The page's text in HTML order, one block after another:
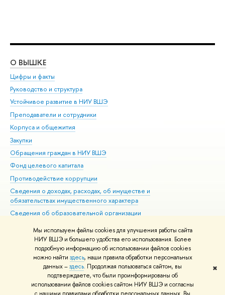
Мы используем файлы cookies для улучшения работы сайта
НИУ ВШЭ и большего удобства его использования. Более
подробную информацию об использовании файлов cookies
можно найти здесь, наши правила обработки персональных
данных –здесь. Продолжая пользоваться сайтом, вы
подтверждаете, что были проинформированы об
использовании файлов cookies сайтом НИУ ВШЭ и согласны
✖
О ВЫШКЕ
Цифры и факты
Руководство и структура
Устойчивое развитие в НИУ ВШЭ
Преподаватели и сотрудники
Корпуса и общежития
Закупки
Обращения граждан в НИУ ВШЭ
Фонд целевого капитала
Противодействие коррупции
Сведения о доходах, расходах, об имуществе и
обязательствах имущественного характера
Сведения об образовательной организации
Людям с ограниченными возможностями здоровья
Единая платежная страница
Работа в Вышке
© НИУ ВШЭ 1993–2026 Адреса и контакты Условия использования